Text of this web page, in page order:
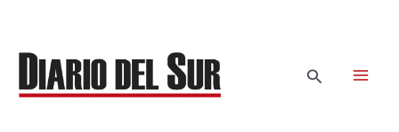
contenido
Buscar